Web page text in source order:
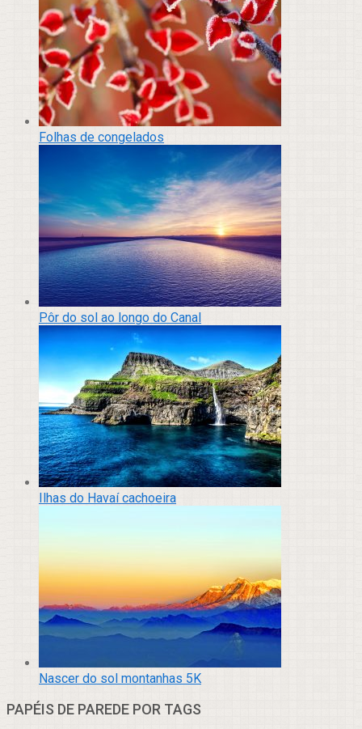
Folhas de congelados
Pôr do sol ao longo do Canal
Ilhas do Havaí cachoeira
Nascer do sol montanhas 5K
PAPÉIS DE PAREDE POR TAGS